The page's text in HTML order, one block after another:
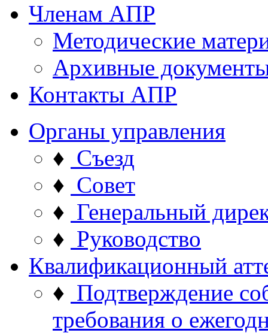
Членам АПР
Методические
Архивные
Контакты АПР
Органы управления
♦ Съезд
♦ Совет
♦ Генеральный
♦ Руководство
Квалификационный
♦ Подтверждение
требования о